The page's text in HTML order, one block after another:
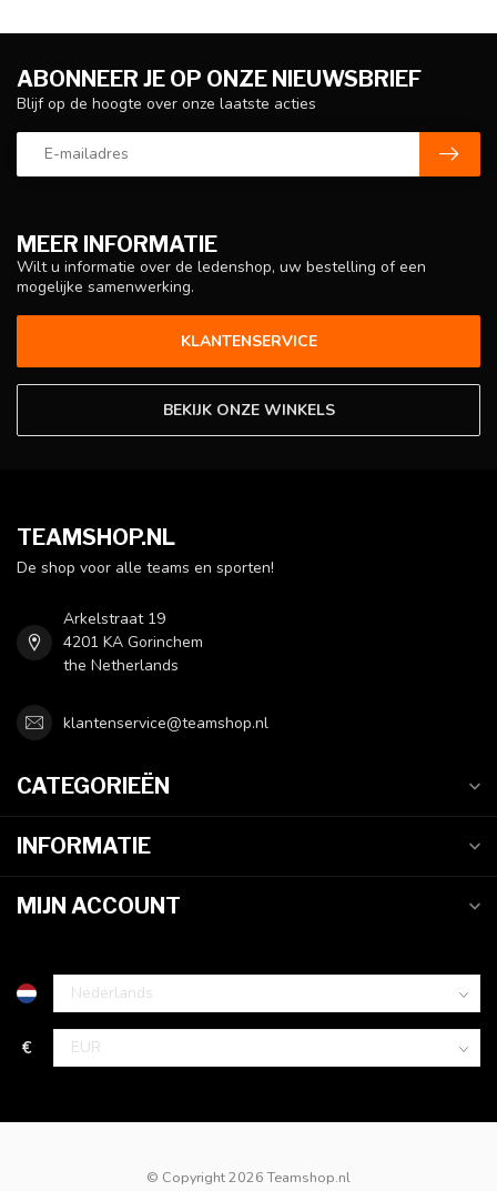
MEER INFORMATIE
Wilt u informatie over de ledenshop, uw bestelling of een
mogelijke samenwerking.
KLANTENSERVICE
BEKIJK ONZE WINKELS
ABONNEER JE OP ONZE NIEUWSBRIEF
Blijf op de hoogte over onze laatste acties
TEAMSHOP.NL
De shop voor alle teams en sporten!
Arkelstraat 19
4201 KA Gorinchem
the Netherlands
klantenservice@teamshop.nl
CATEGORIEËN
INFORMATIE
MIJN ACCOUNT
€
© Copyright 2026 Teamshop.nl